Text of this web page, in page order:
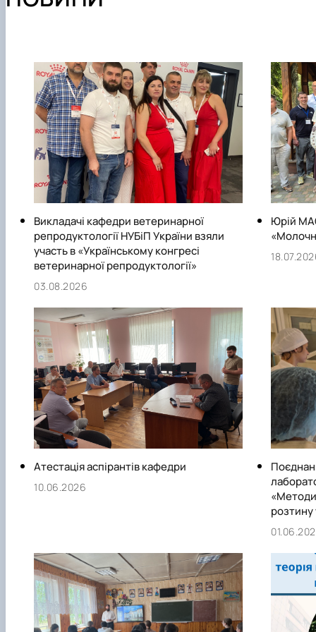
Керівництво та персонал
Проекти та гранти
Підручники, посібники, методичні вказівки
Мобільність
Прейскурант на послуги клініки кафедри
Викладачі кафедри ветеринарної
репродуктології НУБіП України взяли
участь в «Українському конгресі
ветеринарної репродуктології»
03.08.2026
Юрій
Атестація аспірантів кафедри
10.06.2026
розтину